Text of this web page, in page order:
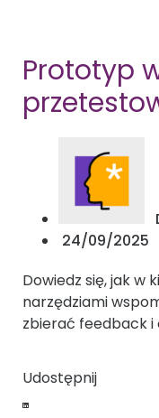
Prototyp
24/09/2025
Dowiedz się, jak
narzędziami
zbierać feedback i
Udostępnij